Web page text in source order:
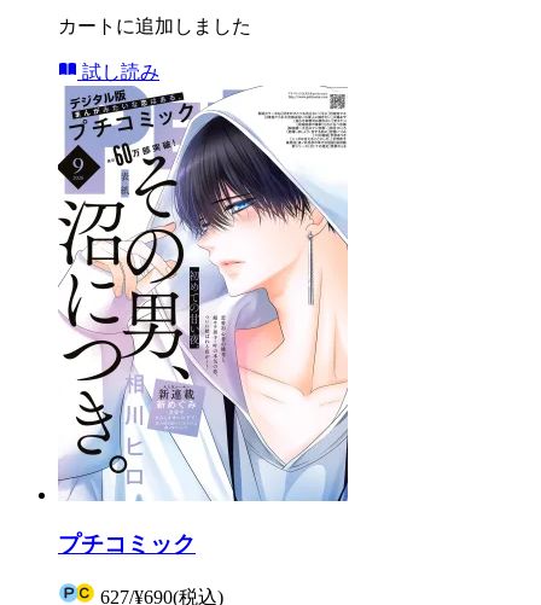
カートに追加しました
試し読み
プチコミック
627/¥690(税込)